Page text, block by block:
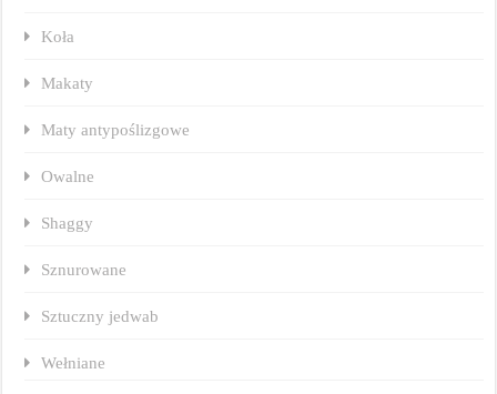
Koła
Makaty
Maty antypoślizgowe
Owalne
Shaggy
Sznurowane
Sztuczny jedwab
Wełniane